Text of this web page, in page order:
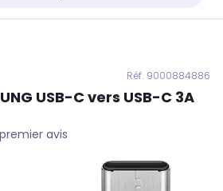
au chatbot
Réf. 9000884886
USB-C vers USB-C 3A
avis